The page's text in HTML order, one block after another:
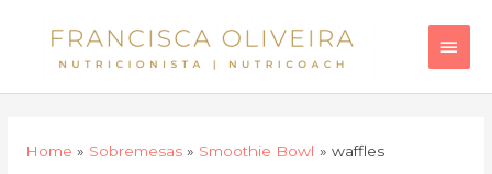
Home Sobremesas Smoothie Bowl waffles